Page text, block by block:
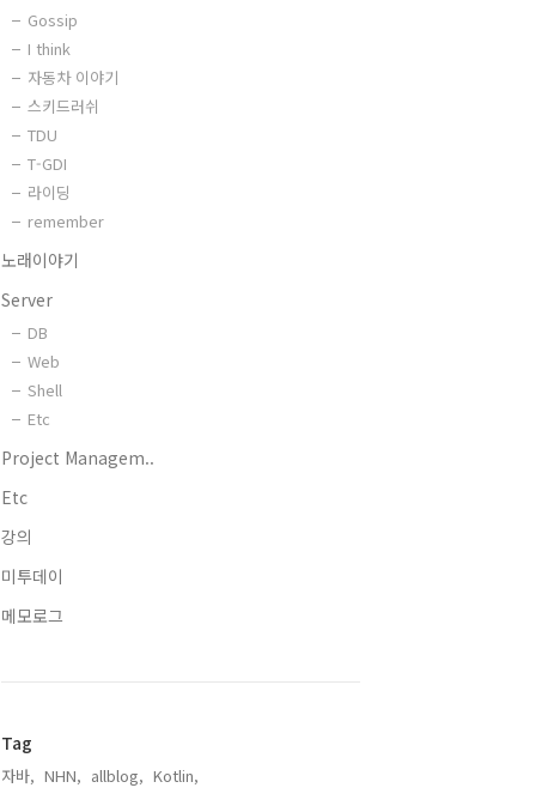
Gossip
I think
자동차 이야기
스키드러쉬
TDU
T-GDI
라이딩
remember
노래이야기
Server
DB
Web
Shell
Etc
Project Managem..
Etc
강의
미투데이
메모로그
Tag
자바, NHN, allblog, Kotlin,